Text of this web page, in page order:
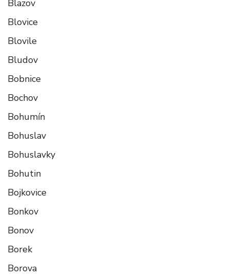
Blazov
Blovice
Blovile
Bludov
Bobnice
Bochov
Bohumín
Bohuslav
Bohuslavky
Bohutin
Bojkovice
Bonkov
Bonov
Borek
Borova